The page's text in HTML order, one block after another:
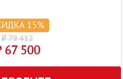
15%
₽ 79 412
67 500